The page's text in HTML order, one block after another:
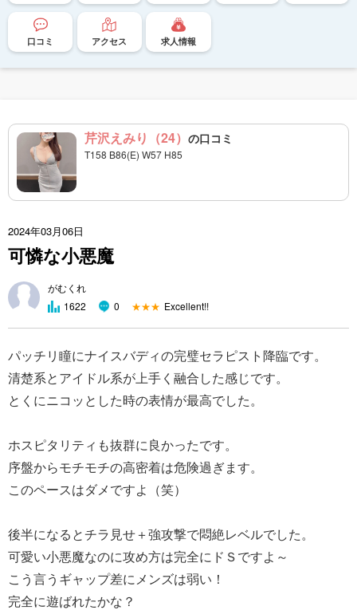
口コミ アクセス 求人情報
芹沢えみり（24） の口コミ
T158 B86(E) W57 H85
2024年03月06日
可憐な小悪魔
がむくれ
1622
0 ★★★ Excellent!!
パッチリ瞳にナイスバディの完璧セラピスト降臨です。
清楚系とアイドル系が上手く融合した感じです。
とくにニコッとした時の表情が最高でした。
ホスピタリティも抜群に良かったです。
序盤からモチモチの高密着は危険過ぎます。
このペースはダメですよ（笑）
後半になるとチラ見せ＋強攻撃で悶絶レベルでした。
可愛い小悪魔なのに攻め方は完全にドＳですよ～
こう言うギャップ差にメンズは弱い！
完全に遊ばれたかな？